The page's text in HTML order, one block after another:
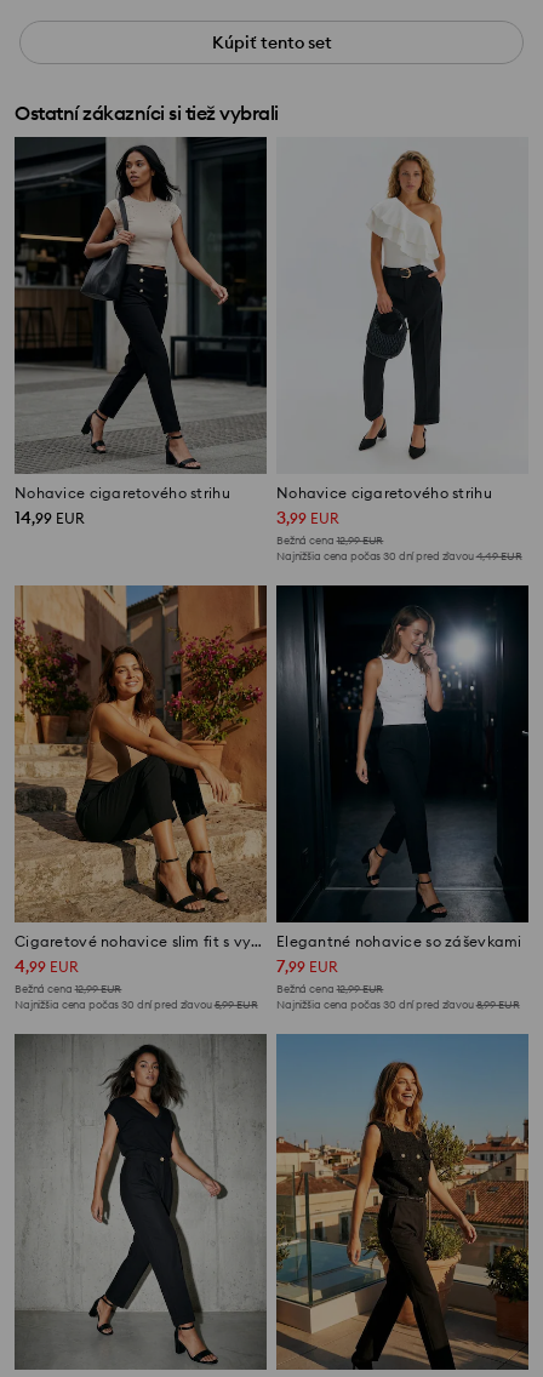
Kúpiť tento set
Ostatní zákazníci si tiež vybrali
Nohavice cigaretového strihu
14,99 EUR
Nohavice cigaretového strihu
3,99 EUR
Bežná cena 12,99EUR
Najnižšia cena počas 30 dní pred zľavou4,49EUR
Cigaretové nohavice slim fit s vysokým pásom
4,99 EUR
Bežná cena 12,99EUR
Najnižšia cena počas 30 dní pred zľavou5,99EUR
Elegantné nohavice so záševkami
7,99 EUR
Bežná cena 12,99EUR
Najnižšia cena počas 30 dní pred zľavou8,99EUR